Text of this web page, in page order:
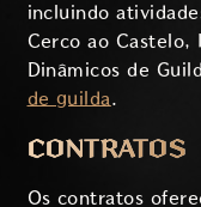
incluindo
Cerco ao Castelo,
Dinâmicos de
de guilda.
CONTRATOS
Os contratos